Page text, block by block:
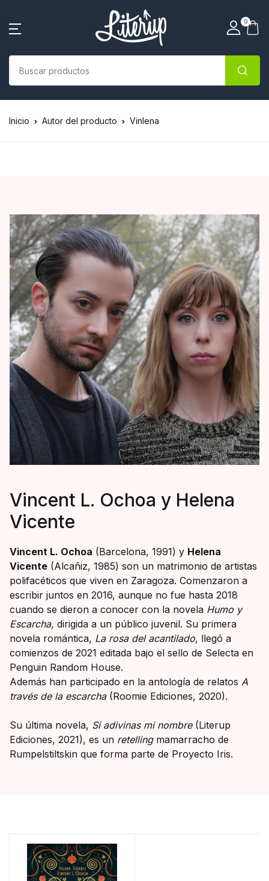
0
Inicio Autor del producto Vinlena
Vincent L. Ochoa y Helena
Vicente
Vincent L. Ochoa (Barcelona, 1991) y Helena
Vicente (Alcañiz, 1985) son un matrimonio de artistas
polifacéticos que viven en Zaragoza. Comenzaron a
escribir juntos en 2016, aunque no fue hasta 2018
cuando se dieron a conocer con la novela Humo y
Escarcha, dirigida a un público juvenil. Su primera
novela romántica, La rosa del acantilado, llegó a
comienzos de 2021 editada bajo el sello de Selecta en
Penguin Random House.
Además han participado en la antología de relatos A
través de la escarcha(Roomie Ediciones, 2020).
Su última novela, Si adivinas mi nombre(Literup
Ediciones, 2021), es un retelling mamarracho de
Rumpelstiltskin que forma parte de Proyecto Iris.